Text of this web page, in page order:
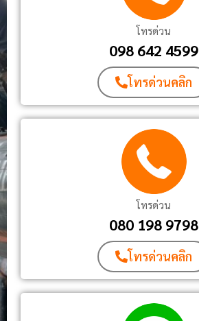
โทรด่วน
098 642 4599
โทรด่วนคลิก
โทรด่วน
080 198 9798
โทรด่วนคลิก